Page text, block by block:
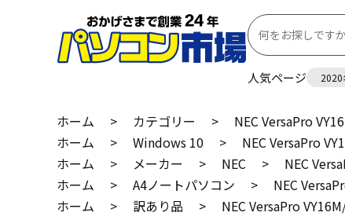
人気ページ 2020
ホーム > カテゴリー >
NEC VersaPro
ホーム
> Windows 10 >
NEC VersaPro
ホーム
> メーカー > NEC >
NEC
ホーム
> A4ノートパソコン >
NEC
ホーム
> 訳あり品 > NEC VersaPro